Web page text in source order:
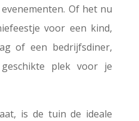
Of het nu
voor een kind,
of een bedrijfsdiner,
plek voor je
is de tuin de ideale